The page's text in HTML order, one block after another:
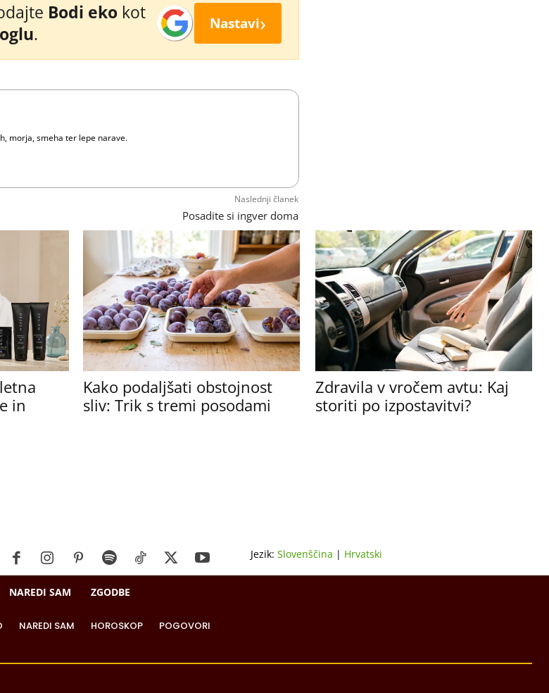
Bodi eko kot
. Nastavi›
morja, smeha ter lepe narave.
Naslednji članek
Posadite si ingver doma
in
Kako podaljšati obstojnost
sliv: Trik s tremi posodami
Zdravila v vročem avtu: Kaj
storiti po izpostavitvi?
Jezik: Slovenščina | Hrvatski
NAREDI SAM ZGODBE
NAREDI SAM HOROSKOP POGOVORI